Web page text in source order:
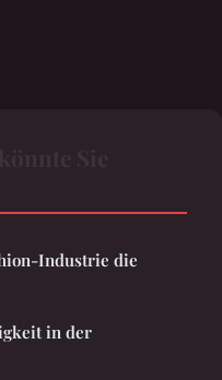
Industrie die
in der